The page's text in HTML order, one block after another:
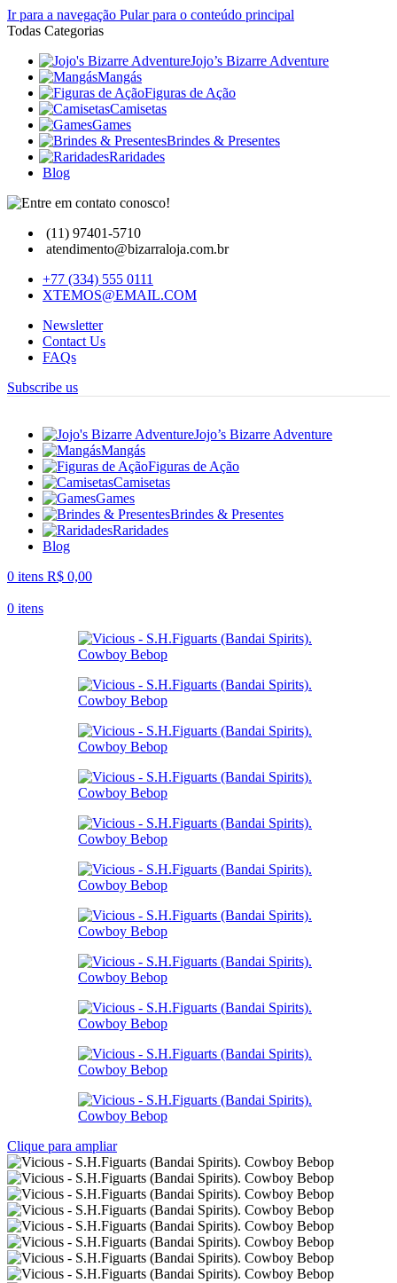
Ir para a navegação Pular para o conteúdo principal
Todas Categorias
Jojo’s Bizarre Adventure
Mangás
Figuras de Ação
Camisetas
Games
Brindes & Presentes
Raridades
Blog
(11) 97401-5710
atendimento@bizarraloja.com.br
+77 (334) 555 0111
XTEMOS@EMAIL.COM
Newsletter
Contact Us
FAQs
Subscribe us
Jojo’s Bizarre Adventure
Mangás
Figuras de Ação
Camisetas
Games
Brindes & Presentes
Raridades
Blog
0 itens R$ 0,00
0 itens
Clique para ampliar